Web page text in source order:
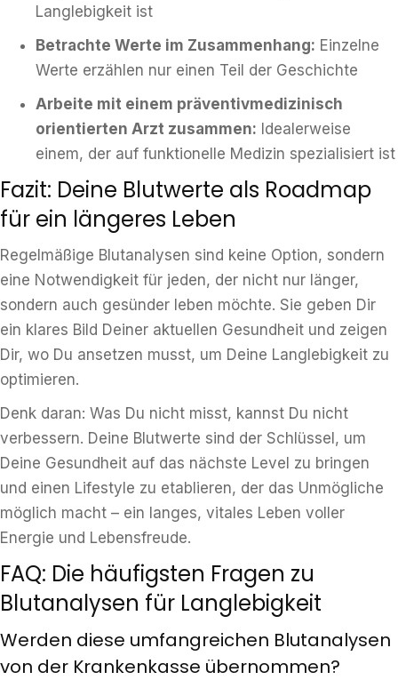
Langlebigkeit ist
Betrachte Werte im Zusammenhang: Einzelne
Werte erzählen nur einen Teil der Geschichte
Arbeite mit einem präventivmedizinisch
orientierten Arzt zusammen: Idealerweise
einem, der auf funktionelle Medizin spezialisiert ist
Fazit: Deine Blutwerte als Roadmap
für ein längeres Leben
Regelmäßige Blutanalysen sind keine Option, sondern
eine Notwendigkeit für jeden, der nicht nur länger,
sondern auch gesünder leben möchte. Sie geben Dir
ein klares Bild Deiner aktuellen Gesundheit und zeigen
Dir, wo Du ansetzen musst, um Deine Langlebigkeit zu
optimieren.
Denk daran: Was Du nicht misst, kannst Du nicht
verbessern. Deine Blutwerte sind der Schlüssel, um
Deine Gesundheit auf das nächste Level zu bringen
und einen Lifestyle zu etablieren, der das Unmögliche
möglich macht – ein langes, vitales Leben voller
Energie und Lebensfreude.
FAQ: Die häufigsten Fragen zu
Blutanalysen für Langlebigkeit
Werden diese umfangreichen Blutanalysen
von der Krankenkasse übernommen?